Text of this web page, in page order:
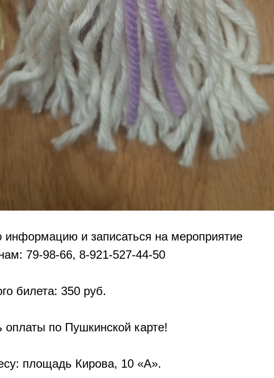
информацию и записаться на мероприятие
79-98-66, 8-921-527-44-50
билета: 350 руб.
оплаты по Пушкинской карте!
площадь Кирова, 10 «А».